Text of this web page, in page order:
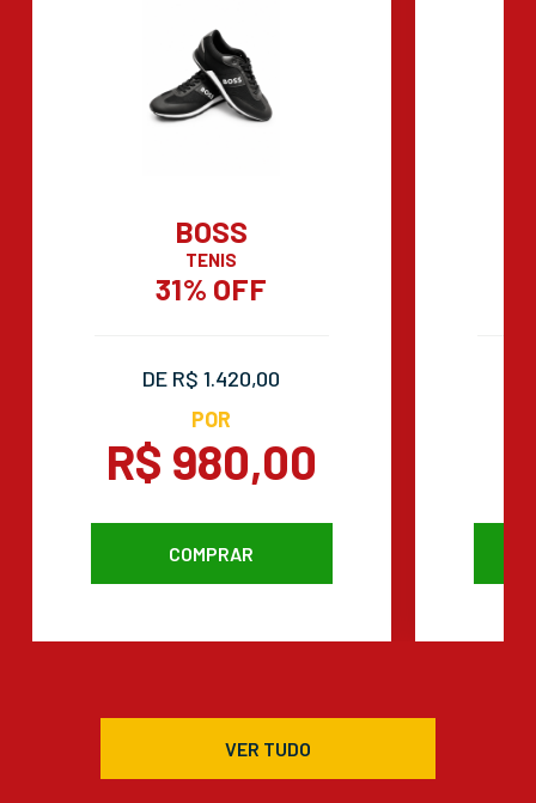
BOSS
TENIS
31% OFF
DE R$ 1.420,00
POR
R$ 980,00
COMPRAR
VER TUDO